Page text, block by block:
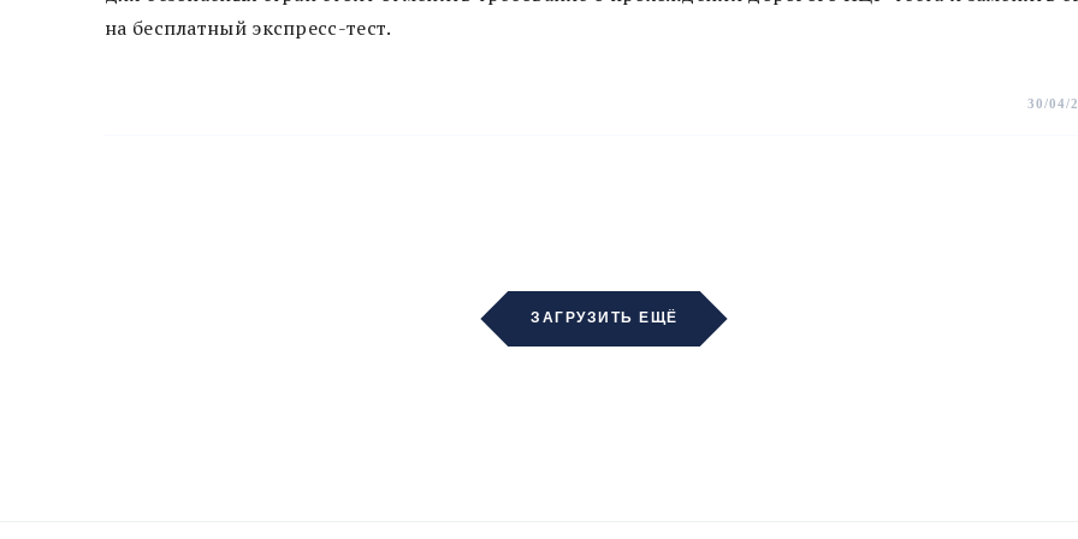
на бесплатный экспресс-тест.
30/04/
ЗАГРУЗИТЬ ЕЩЁ